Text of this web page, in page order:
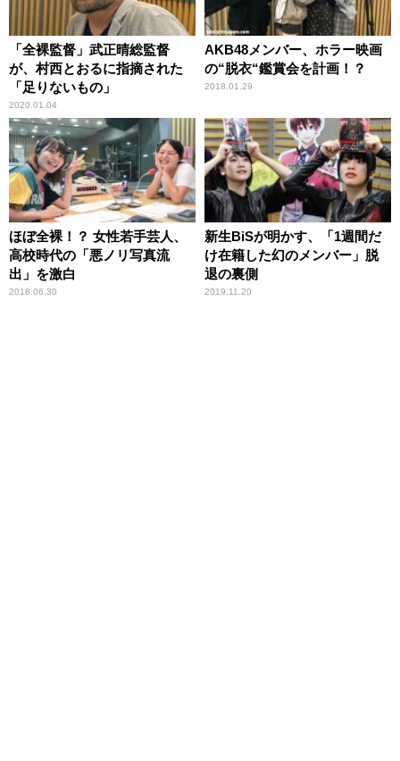
「全裸監督」武正晴総監督
が、村西とおるに指摘された
「足りないもの」
2020.01.04
AKB48メンバー、ホラー映画
の“脱衣“鑑賞会を計画！？
2018.01.29
ほぼ全裸！？ 女性若手芸人、
高校時代の「悪ノリ写真流
出」を激白
2018.06.30
新生BiSが明かす、「1週間だ
け在籍した幻のメンバー」脱
退の裏側
2019.11.20